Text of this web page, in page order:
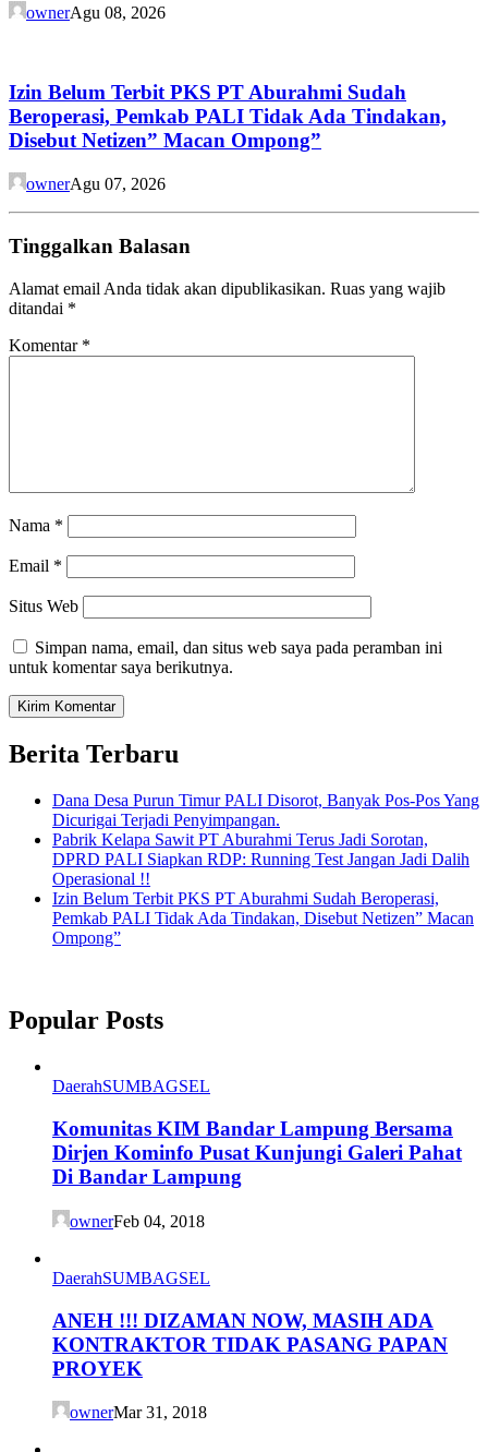
ownerAgu 08, 2026
Izin Belum Terbit PKS PT Aburahmi Sudah
Beroperasi, Pemkab PALI Tidak Ada Tindakan,
Disebut Netizen” Macan Ompong”
ownerAgu 07, 2026
Tinggalkan Balasan
Alamat email Anda tidak akan dipublikasikan. Ruas yang wajib
ditandai *
Komentar *
Nama *
Email *
Situs Web
Simpan nama, email, dan situs web saya pada peramban ini
untuk komentar saya berikutnya.
Berita Terbaru
Dana Desa Purun Timur PALI Disorot, Banyak Pos-Pos Yang
Dicurigai Terjadi Penyimpangan.
Pabrik Kelapa Sawit PT Aburahmi Terus Jadi Sorotan,
DPRD PALI Siapkan RDP: Running Test Jangan Jadi Dalih
Operasional !!
Izin Belum Terbit PKS PT Aburahmi Sudah Beroperasi,
Pemkab PALI Tidak Ada Tindakan, Disebut Netizen” Macan
Ompong”
Popular Posts
DaerahSUMBAGSEL
Komunitas KIM Bandar Lampung Bersama
Dirjen Kominfo Pusat Kunjungi Galeri Pahat
Di Bandar Lampung
ownerFeb 04, 2018
DaerahSUMBAGSEL
ANEH !!! DIZAMAN NOW, MASIH ADA
KONTRAKTOR TIDAK PASANG PAPAN
PROYEK
ownerMar 31, 2018